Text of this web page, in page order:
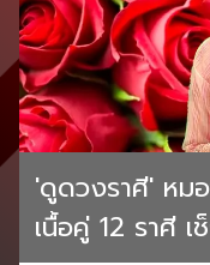
'ดูดวงราศี' หม
เนื้อคู่ 12 ราศี เ